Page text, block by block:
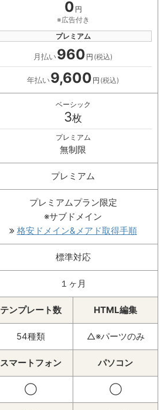
0 円
※広告付き
プレミアム
月払い960 円 (税込)
年払い9,600 円 (税込)
ベーシック
3枚
プレミアム
無制限
プレミアム
プレミアムプラン限定
※サブドメイン
格安ドメイン&メアド取得手順
標準対応
１ヶ月
テンプレート数 HTML編集
54種類 △※パーツのみ
スマートフォン パソコン
◯ ◯